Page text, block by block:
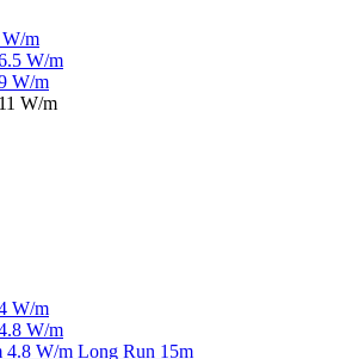
m
W/m
W/m
W/m
W/m
W/m
4.8 W/m Long Run 15m